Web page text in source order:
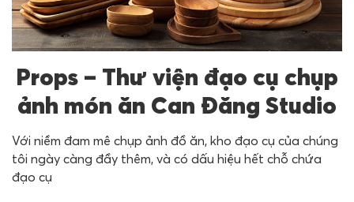
Props – Thư viện đạo cụ chụp
ảnh món ăn Can Đăng Studio
Với niềm đam mê chụp ảnh đồ ăn, kho đạo cụ của chúng
tôi ngày càng đầy thêm, và có dấu hiệu hết chỗ chứa
đạo cụ